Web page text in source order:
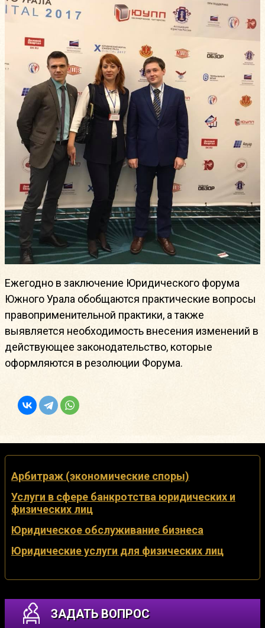
Ежегодно в заключение Юридического форума
Южного Урала обобщаются практические вопросы
правоприменительной практики, а также
выявляется необходимость внесения изменений в
действующее законодательство, которые
оформляются в резолюции Форума.
Арбитраж (экономические споры)
Услуги в сфере банкротства юридических и
физических лиц
Юридическое обслуживание бизнеса
Юридические услуги для физических лиц
ЗАДАТЬ ВОПРОС